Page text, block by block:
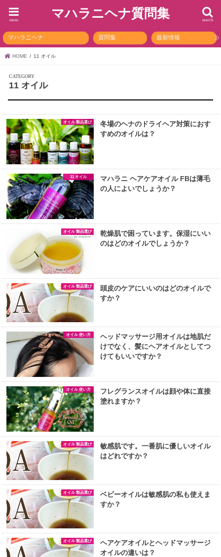
マハラニヘナ質問集 search
menu
マハラニヘナ 質問集 最新情報
HOME 11 オイル
11 オイル
オイル 製品選び
冬場のヘナのドライヘア対策におす
すめのオイルは？
11 オイル
マハラニ ヘアケアオイル FBは薄毛
の人によいでしょうか？
オイル 製品選び
乾燥肌で困っています。保湿にいい
のはどのオイルでしょうか？
オイル 製品選び
頭皮のケアにいいのはどのオイルで
すか？
オイル 使い方
ヘッドマッサージ用オイルは地肌だ
けでなく、髪にヘアオイルとしてつ
けてもいいですか？
オイル 使い方
フレグランスオイルは顔や体に直接
塗れますか？
オイル 製品選び
敏感肌です。一番肌に優しいオイル
はどれですか？
オイル 製品選び
ベビーオイルは敏感肌の私も使えま
すか？
オイル 製品選び
ヘアケアオイルとヘッドマッサージ
オイルの違いは？